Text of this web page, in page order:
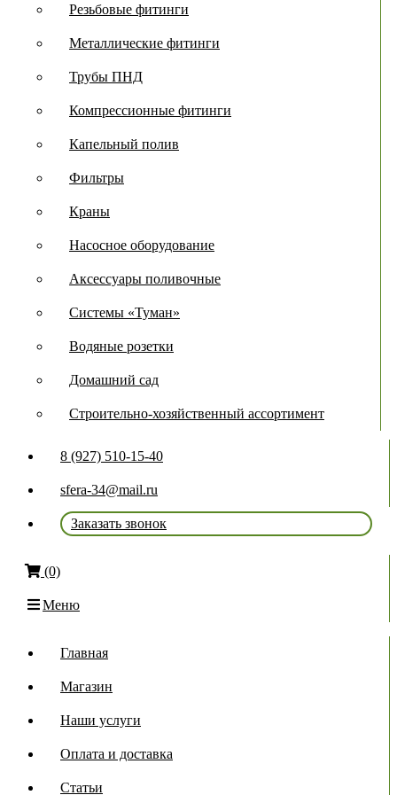
Резьбовые фитинги
Металлические фитинги
Трубы ПНД
Компрессионные фитинги
Капельный полив
Фильтры
Краны
Насосное оборудование
Аксессуары поливочные
Системы «Туман»
Водяные розетки
Домашний сад
Строительно-хозяйственный ассортимент
8 (927) 510-15-40
sfera-34@mail.ru
Заказать звонок
(0)
Меню
Главная
Магазин
Наши услуги
Оплата и доставка
Статьи